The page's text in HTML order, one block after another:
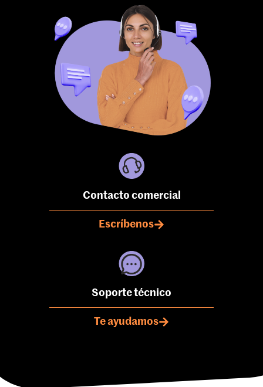
Contacto comercial
Escríbenos
Soporte técnico
Te ayudamos